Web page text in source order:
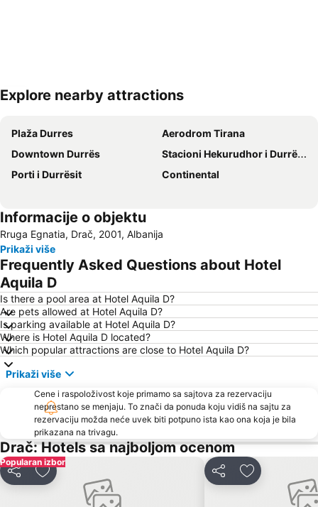
Explore nearby attractions
Plaža Durres
Aerodrom Tirana
Downtown Durrës
Stacioni Hekurudhor i Durrësit
Porti i Durrësit
Continental
Informacije o objektu
Rruga Egnatia, Drač, 2001, Albanija
Prikaži više
Frequently Asked Questions about Hotel
Aquila D
Is there a pool area at Hotel Aquila D?
Are pets allowed at Hotel Aquila D?
Is parking available at Hotel Aquila D?
Where is Hotel Aquila D located?
Which popular attractions are close to Hotel Aquila D?
Prikaži više
Cene i raspoloživost koje primamo sa sajtova za rezervaciju
neprestano se menjaju. To znači da ponuda koju vidiš na sajtu za
rezervaciju možda neće uvek biti potpuno ista kao ona koja je bila
prikazana na trivagu.
Drač: Hotels sa najboljom ocenom
Popularan izbor
Deli Dodati u favorite Deli Dodati u